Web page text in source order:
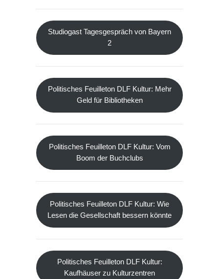
Studiogast Tagesgespräch von Bayern
2
Politisches Feuilleton DLF Kultur: Mehr
Geld für Bibliotheken
Politisches Feuilleton DLF Kultur: Vom
Boom der Buchclubs
Politisches Feuilleton DLF Kultur: Wie
Lesen die Gesellschaft bessern könnte
Politisches Feuilleton DLF Kultur:
Kaufhäuser zu Kulturzentren